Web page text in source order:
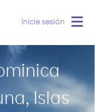
Inicie sesión
Islas